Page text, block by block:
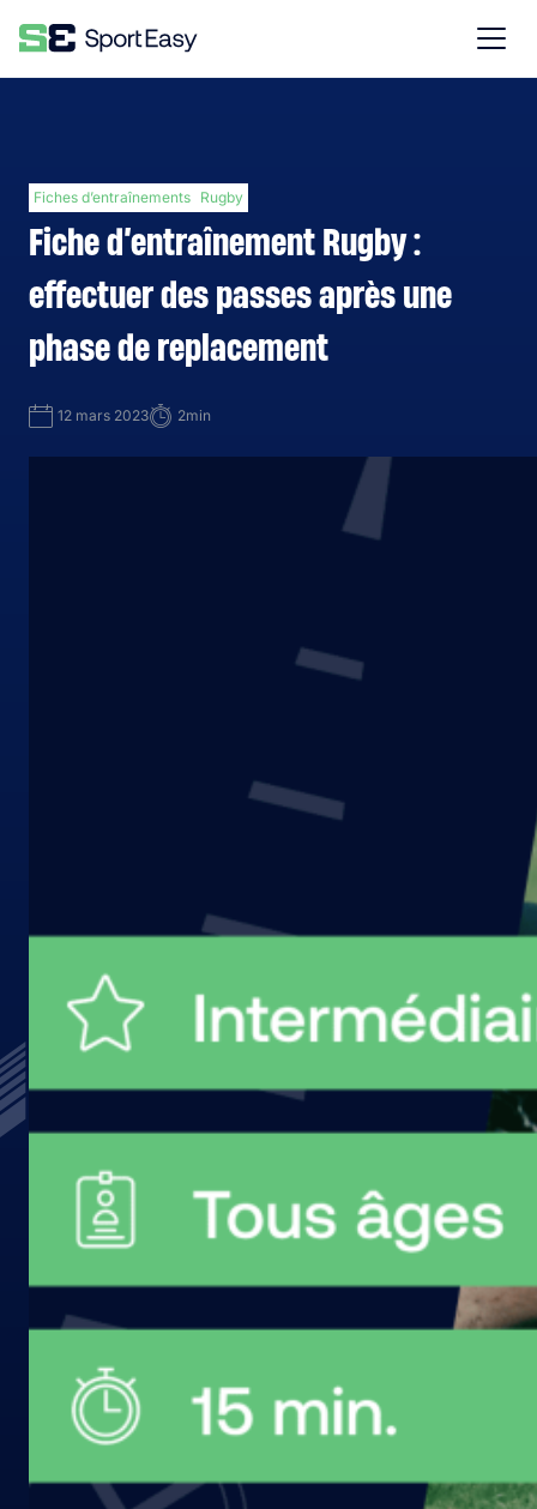
Fiches d’entraînements Rugby
Fiche d’entraînement Rugby :
effectuer des passes après une
phase de replacement
12 mars 2023 2min